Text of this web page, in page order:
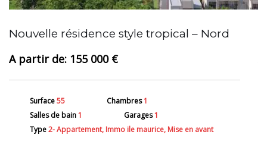
Nouvelle résidence style tropical – Nord
155 000 €
Surface55 Chambres1
Salles de bain1 Garages1
Type2- Appartement, Immo ile maurice, Mise en avant